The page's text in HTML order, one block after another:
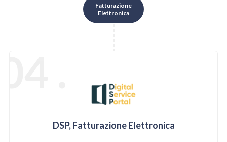
Fatturazione
Elettronica
DSP, Fatturazione Elettronica